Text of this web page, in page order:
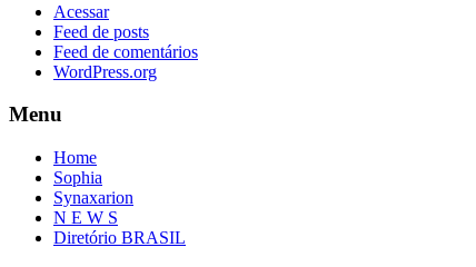
Acessar
Feed de posts
Feed de comentários
WordPress.org
Menu
Home
Sophia
Synaxarion
N E W S
Diretório BRASIL